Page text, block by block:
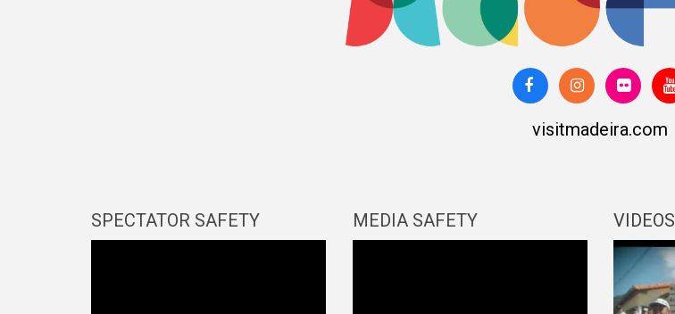
visitmadeira.com
SPECTATOR SAFETY MEDIA SAFETY VIDEOS